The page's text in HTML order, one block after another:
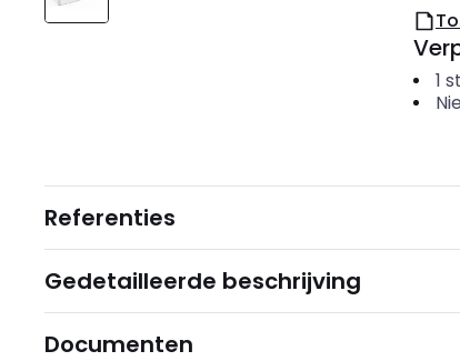
1
Referenties
Gedetailleerde beschrijving
Documenten